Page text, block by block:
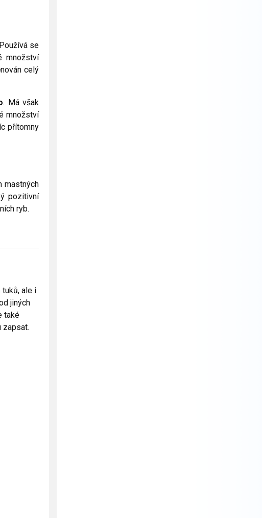
se
množství
celý
. Má však
množství
přítomny
mastných
pozitivní
ryb.
tuků, ale i
jiných
také
zapsat.